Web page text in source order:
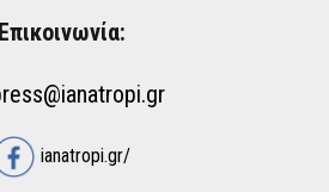
Επικοινωνία:
ianatropi.gr/